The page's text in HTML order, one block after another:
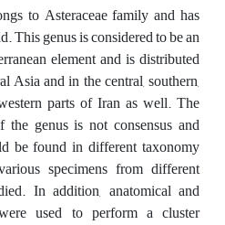
to Asteraceae family and has
This genus is considered to be an
element and is distributed
Asia and in the central, southern,
parts of Iran as well. The
the genus is not consensus and
be found in different taxonomy
specimens from different
In addition, anatomical and
used to perform a cluster